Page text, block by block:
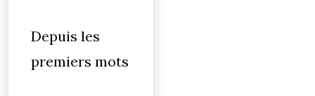
Depuis les
premiers mots